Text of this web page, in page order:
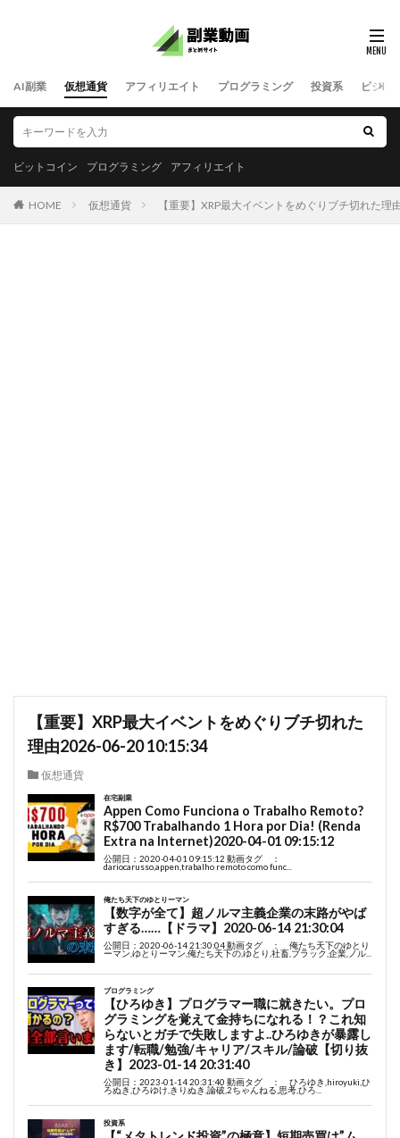
AI副業 仮想通貨 アフィリエイト プログラミング 投資系 ビジネ
ビットコイン プログラミング アフィリエイト
HOME 仮想通貨 【重要】XRP最大イベントをめぐりブチ切れた
【重要】XRP最大イベントをめぐりブチ切れた
理由2026-06-20 10:15:34
仮想通貨